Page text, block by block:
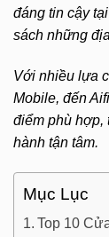
đáng tin cậy
sách những
Với nhiều lựa
Mobile, đến
điểm phù hợp,
hành tận tâm.
Mục Lục
Top 10